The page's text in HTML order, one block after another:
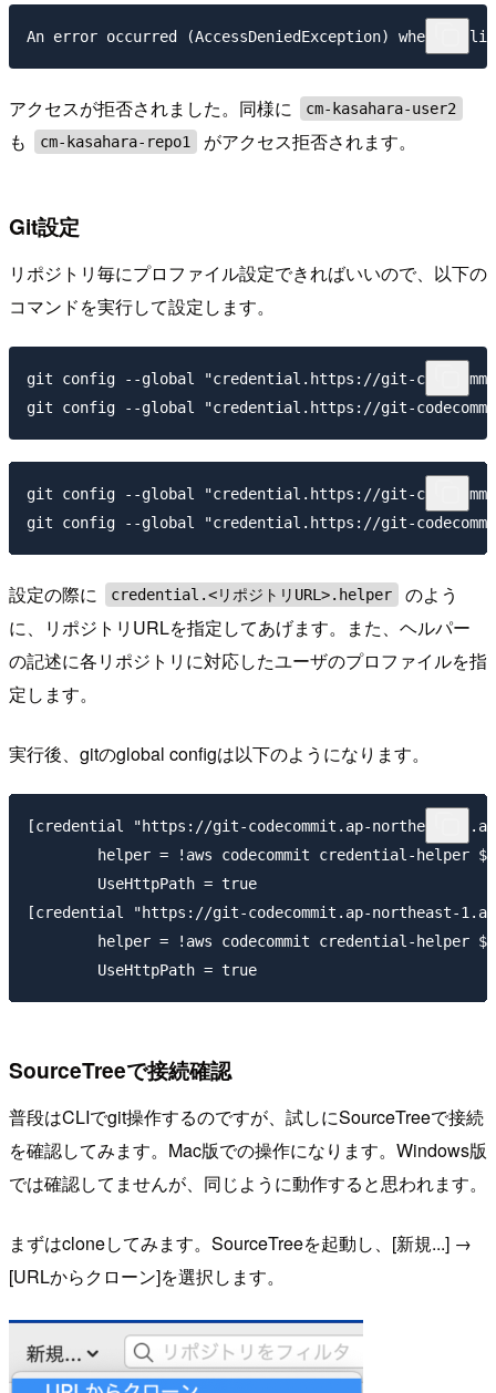
アクセスが拒否されました。同様に cm-kasahara-user2
も cm-kasahara-repo1 がアクセス拒否されます。
Git設定
リポジトリ毎にプロファイル設定できればいいので、以下の
コマンドを実行して設定します。
git config --global "credential.https://git-
git config --global "credential.https://git-
設定の際に credential.<リポジトリURL>.helper
のよう
に、リポジトリURLを指定してあげます。また、ヘルパー
の記述に各リポジトリに対応したユーザのプロファイルを指
定します。
実行後、gitのglobal configは以下のようになります。
[credential "https://git-codecommit.ap-northeast-
helper = !aws codecommit credential-helper
        UseHttpPath = true
[credential "https://git-codecommit.ap-northeast-
helper = !aws codecommit credential-helper
SourceTreeで接続確認
普段はCLIでgit操作するのですが、試しにSourceTreeで接続
を確認してみます。Mac版での操作になります。Windows版
では確認してませんが、同じように動作すると思われます。
まずはcloneしてみます。SourceTreeを起動し、[新規...] →
[URLからクローン]を選択します。